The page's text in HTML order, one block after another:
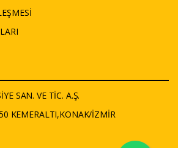
SAN. VE TİC. A.Ş.
KEMERALTI,KONAK/İZMİR